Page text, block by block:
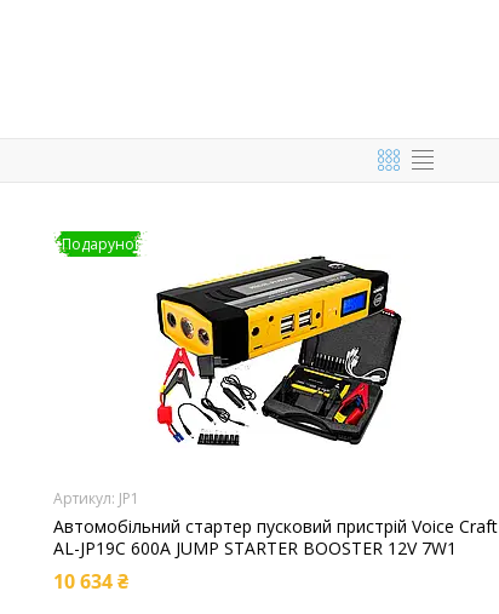
Подарунок
JP1
Автомобільний стартер пусковий пристрій Voice Craft
AL-JP19C 600A JUMP STARTER BOOSTER 12V 7W1
10 634 ₴